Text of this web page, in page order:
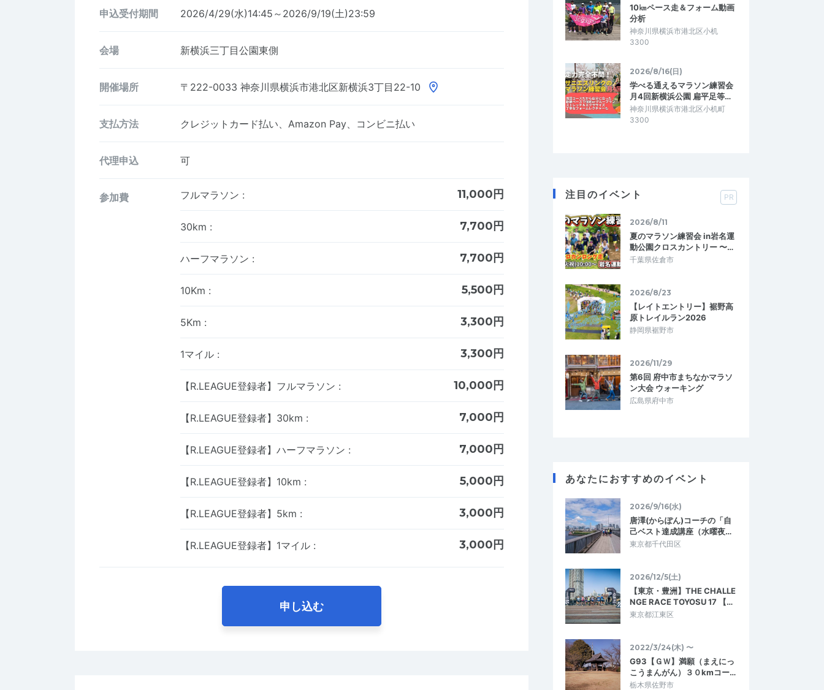
申込受付期間 2026/4/29(水)14:45～2026/9/19(土)23:59
会場 新横浜三丁目公園東側
開催場所 〒222-0033 神奈川県横浜市港北区新横浜3丁目22-10
支払方法 クレジットカード払い、Amazon Pay、コンビニ払い
代理申込 可
参加費 フルマラソン : 11,000円
30km : 7,700円
ハーフマラソン : 7,700円
10Km : 5,500円
5Km : 3,300円
1マイル : 3,300円
【R.LEAGUE登録者】フルマラソン : 10,000円
【R.LEAGUE登録者】30km : 7,000円
【R.LEAGUE登録者】ハーフマラソン : 7,000円
【R.LEAGUE登録者】10km : 5,000円
【R.LEAGUE登録者】5km : 3,000円
【R.LEAGUE登録者】1マイル : 3,000円
申し込む
10㎞ペース走＆フォーム動画
分析
神奈川県横浜市港北区小机
3300
2026/8/16(日)
学べる通えるマラソン練習会
月4回新横浜公園 扁平足等…
神奈川県横浜市港北区小机町
3300
注目のイベント PR
2026/8/11
夏のマラソン練習会 in岩名運
動公園クロスカントリー 〜…
千葉県佐倉市
2026/8/23
【レイトエントリー】裾野高
原トレイルラン2026
静岡県裾野市
2026/11/29
第6回 府中市まちなかマラソ
ン大会 ウォーキング
広島県府中市
あなたにおすすめのイベント
2026/9/16(水)
唐澤(からぽん)コーチの「自
己ベスト達成講座（水曜夜…
東京都千代田区
2026/12/5(土)
【東京・豊洲】THE CHALLE
NGE RACE TOYOSU 17 【…
東京都江東区
2022/3/24(木) 〜
G93【ＧＷ】満願（まえにっ
こうまんがん）３０kmコー…
栃木県佐野市